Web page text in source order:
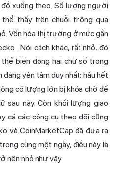
xuống theo. Số lượng người
thấy trên chuỗi thông qua
Vốn hóa thị trường ở mức gần
. Nói cách khác, rất nhỏ, đó
biến động hai chữ số trong
đáng yên tâm duy nhất: hầu hết
có lượng lớn bị khóa chờ để
sau này. Còn khối lượng giao
cả các công cụ theo dõi cũng
và CoinMarketCap đã đưa ra
cùng một ngày, điều này là
nên nhỏ như vậy.